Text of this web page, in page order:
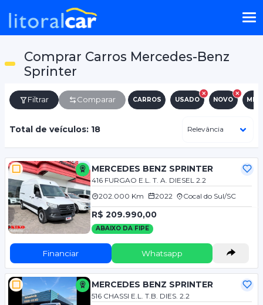
Comprar Carros Mercedes-Benz
Sprinter
Filtrar Comparar CARROS USADO NOVO
Total de veículos: 18
MERCEDES BENZ SPRINTER
416 FURGAO E.L. T. A. DIESEL 2.2
202.000 Km
2022 Cocal do Sul/SC
R$ 209.990,00
ABAIXO DA FIPE
Financiar Whatsapp
MERCEDES BENZ SPRINTER
516 CHASSI E.L. T.B. DIES. 2.2